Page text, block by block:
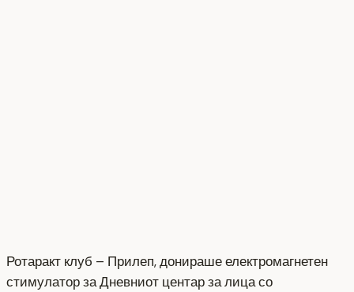
Ротаракт клуб – Прилеп, донираше електромагнетен
стимулатор за Дневниот центар за лица со